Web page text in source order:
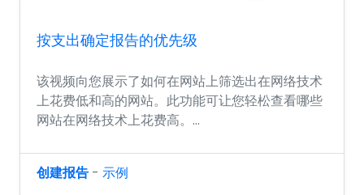
按支出确定报告的优先级
该视频向您展示了如何在网站上筛选出在网络技术
上花费低和高的网站。此功能可让您轻松查看哪些
网站在网络技术上花费高。...
创建报告 - 示例